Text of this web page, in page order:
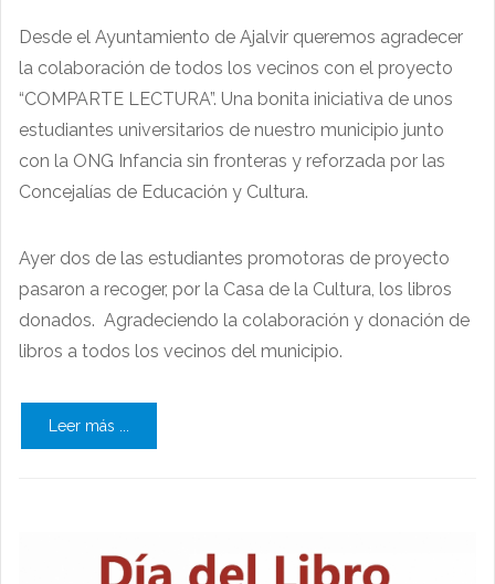
Desde el Ayuntamiento de Ajalvir queremos agradecer
la colaboración de todos los vecinos con el proyecto
“COMPARTE LECTURA”. Una bonita iniciativa de unos
estudiantes universitarios de nuestro municipio junto
con la ONG Infancia sin fronteras y reforzada por las
Concejalías de Educación y Cultura.
Ayer dos de las estudiantes promotoras de proyecto
pasaron a recoger, por la Casa de la Cultura, los libros
donados. Agradeciendo la colaboración y donación de
libros a todos los vecinos del municipio.
Leer más ...